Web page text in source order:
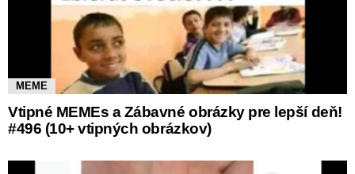
MEME
Vtipné MEMEs a Zábavné obrázky pre lepší deň!
#496 (10+ vtipných obrázkov)